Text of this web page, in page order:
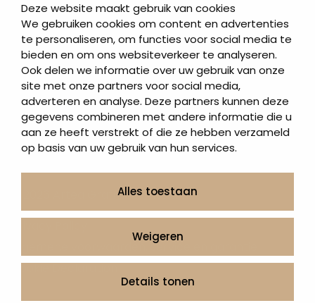
Deze website maakt gebruik van cookies
We gebruiken cookies om content en advertenties
te personaliseren, om functies voor social media te
bieden en om ons websiteverkeer te analyseren.
Ook delen we informatie over uw gebruik van onze
site met onze partners voor social media,
adverteren en analyse. Deze partners kunnen deze
gegevens combineren met andere informatie die u
aan ze heeft verstrekt of die ze hebben verzameld
op basis van uw gebruik van hun services.
Alles toestaan
Weigeren
Details tonen
Artea in de buurt
Onze werkwijze
Urnen en as sieraden webshop
Volg ons op:
© 2026 Artea Grafmonumenten
Algemene voorwaarden, service en garantie
Cookie Declaration